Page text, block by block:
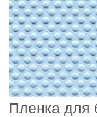
Пленка для